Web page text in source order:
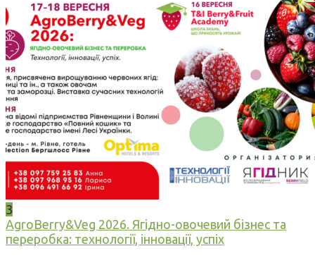
3
AgroBerry&Veg 2026. Ягідно-овочевий бізнес та
переробка: технології, інновації, успіх